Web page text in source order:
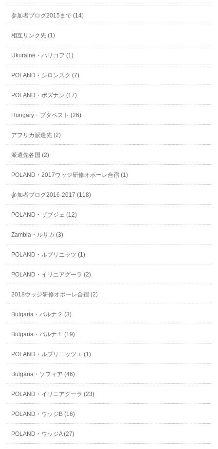
参加者ブログ2015まで (14)
相互リンク先 (1)
Ukuraine・ハリコフ (1)
POLAND・シロンスク (7)
POLAND・ポズナン (17)
Hungary・ブタペスト (26)
アフリカ派遣先 (2)
派遣先各国 (2)
POLAND・2017ウッジ研修オポーレ合宿 (1)
参加者ブログ2016-2017 (118)
POLAND・ザブジェ (12)
Zambia・ルサカ (3)
POLAND・ルブリニッツ (1)
POLAND・イリニアグーラ (2)
2018ウッジ研修オポーレ合宿 (2)
Bulgaria・バルナ２ (3)
Bulgaria・バルナ１ (19)
POLAND・ルブリニッツエ (1)
Bulgaria・ソフィア (46)
POLAND・イリニアグーラ (23)
POLAND・ウッジB (16)
POLAND・ウッジA (27)